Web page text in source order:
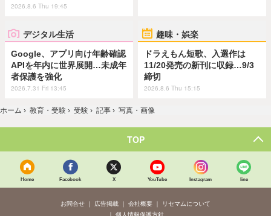
2026.8.6 Thu 19:45
デジタル生活
Google、アプリ向け年齢確認
APIを年内に世界展開…未成年
者保護を強化
2026.7.31 Fri 13:45
趣味・娯楽
ドラえもん短歌、入選作は
11/20発売の新刊に収録…9/3
締切
2026.8.6 Thu 15:15
ホーム › 教育・受験 › 受験 › 記事 › 写真・画像
TOP
Home Facebook X YouTube Instagram line
お問合せ 広告掲載 会社概要
リセマムについて